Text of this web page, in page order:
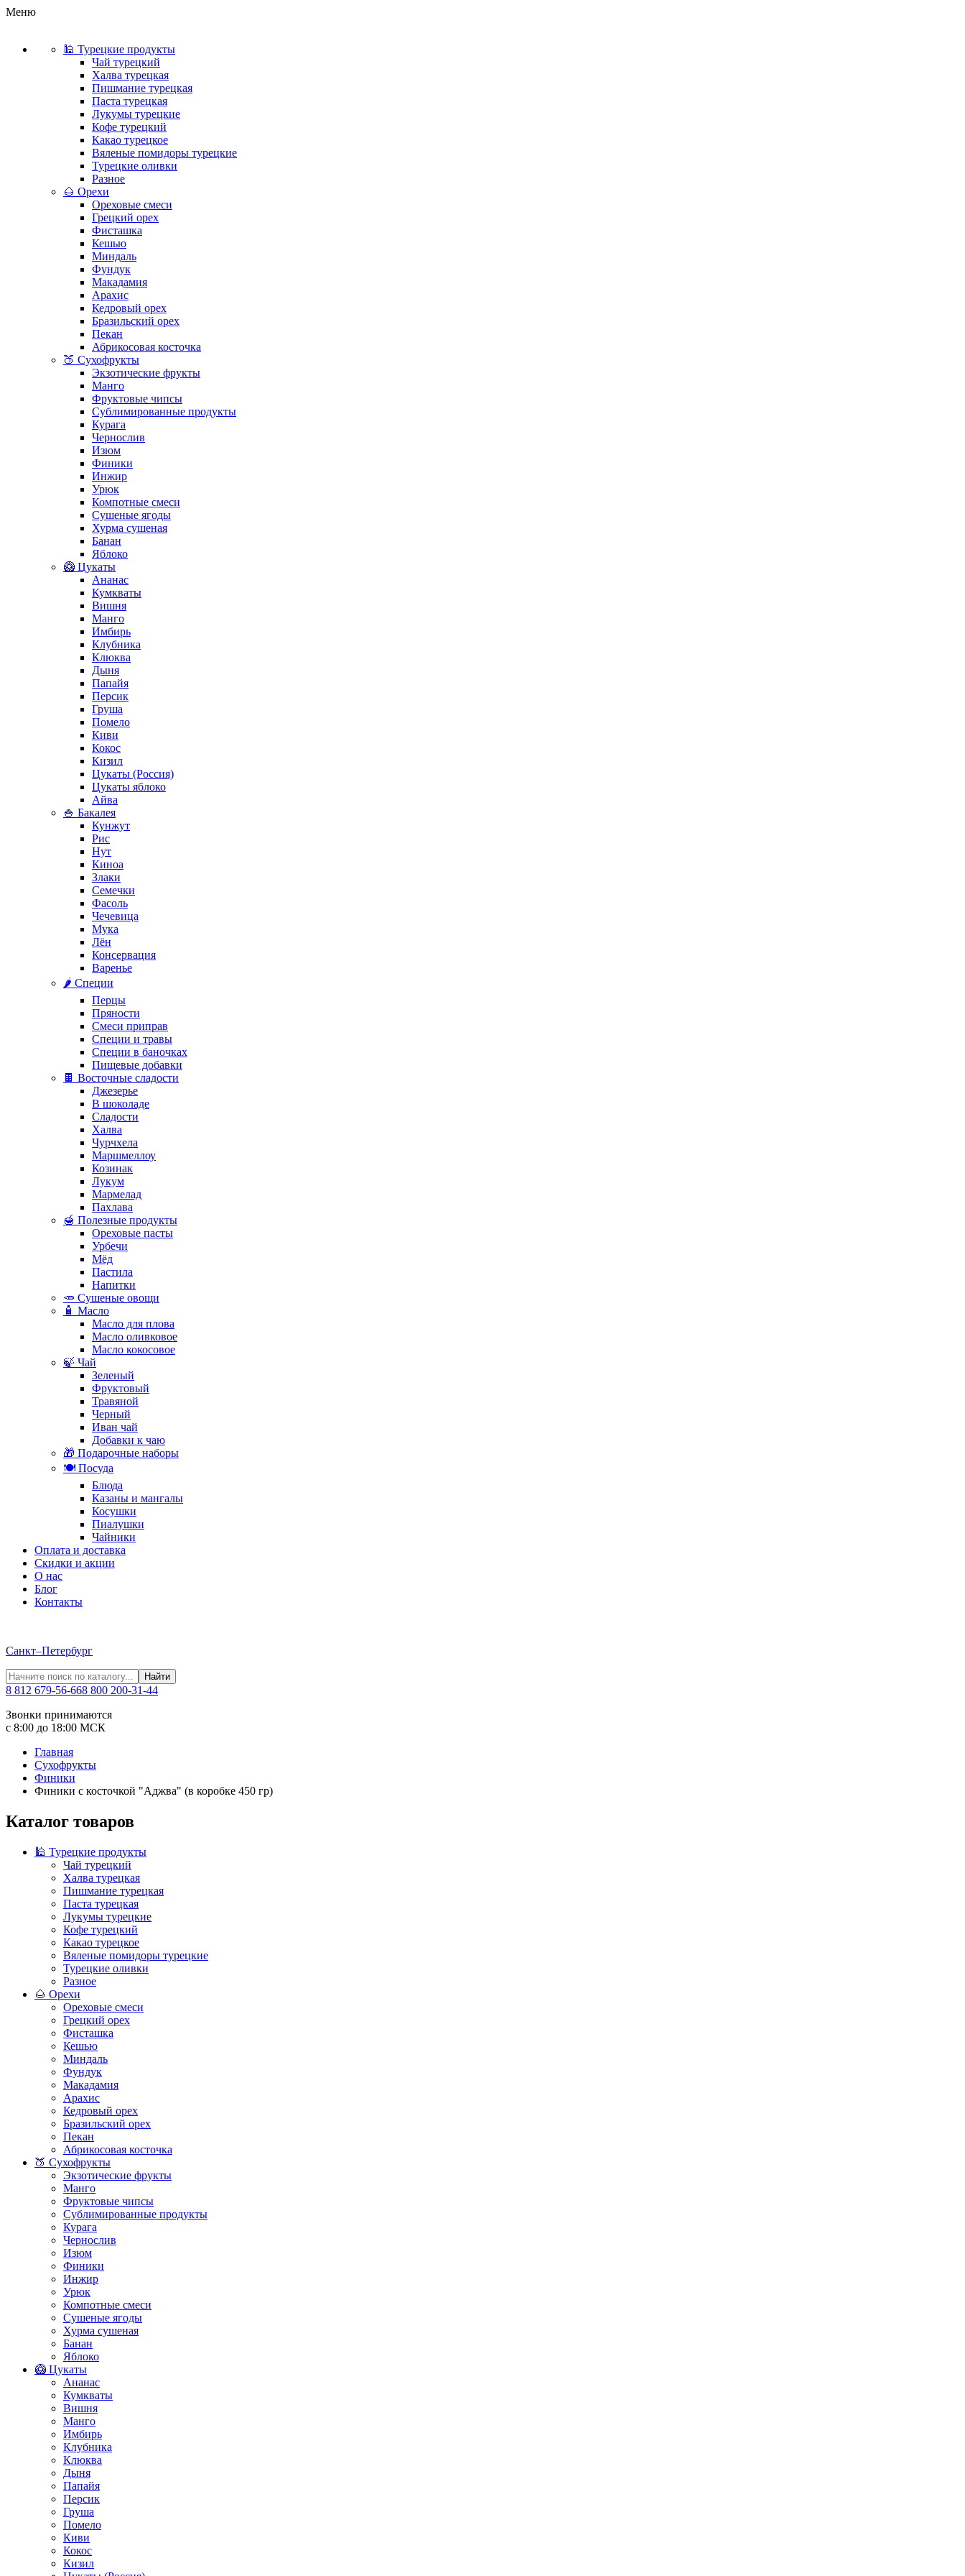
Меню
🕌 Турецкие продукты
Чай турецкий
Халва турецкая
Пишмание турецкая
Паста турецкая
Лукумы турецкие
Кофе турецкий
Какао турецкое
Вяленые помидоры турецкие
Турецкие оливки
Разное
🌰 Орехи
Ореховые смеси
Грецкий орех
Фисташка
Кешью
Миндаль
Фундук
Макадамия
Арахис
Кедровый орех
Бразильский орех
Пекан
Абрикосовая косточка
🍑 Сухофрукты
Экзотические фрукты
Манго
Фруктовые чипсы
Сублимированные продукты
Курага
Чернослив
Изюм
Финики
Инжир
Урюк
Компотные смеси
Сушеные ягоды
Хурма сушеная
Банан
Яблоко
🥝 Цукаты
Ананас
Кумкваты
Вишня
Манго
Имбирь
Клубника
Клюква
Дыня
Папайя
Персик
Груша
Помело
Киви
Кокос
Кизил
Цукаты (Россия)
Цукаты яблоко
Айва
🍚 Бакалея
Кунжут
Рис
Нут
Киноа
Злаки
Семечки
Фасоль
Чечевица
Мука
Лён
Консервация
Варенье
🌶️ Специи
Перцы
Пряности
Смеси приправ
Специи и травы
Специи в баночках
Пищевые добавки
🍫 Восточные сладости
Джезерье
В шоколаде
Сладости
Халва
Чурчхела
Маршмеллоу
Козинак
Лукум
Мармелад
Пахлава
🍯 Полезные продукты
Ореховые пасты
Урбечи
Мёд
Пастила
Напитки
🥕 Сушеные овощи
🧴 Масло
Масло для плова
Масло оливковое
Масло кокосовое
🍃 Чай
Зеленый
Фруктовый
Травяной
Черный
Иван чай
Добавки к чаю
🎁 Подарочные наборы
🍽️ Посуда
Блюда
Казаны и мангалы
Косушки
Пиалушки
Чайники
Оплата и доставка
Скидки и акции
О нас
Блог
Контакты
Санкт–Петербург
Найти
8 812 679-56-668 800 200-31-44
Звонки принимаются
с 8:00 до 18:00 МСК
Главная
Сухофрукты
Финики
Финики с косточкой "Аджва" (в коробке 450 гр)
Каталог товаров
🕌 Турецкие продукты
Чай турецкий
Халва турецкая
Пишмание турецкая
Паста турецкая
Лукумы турецкие
Кофе турецкий
Какао турецкое
Вяленые помидоры турецкие
Турецкие оливки
Разное
🌰 Орехи
Ореховые смеси
Грецкий орех
Фисташка
Кешью
Миндаль
Фундук
Макадамия
Арахис
Кедровый орех
Бразильский орех
Пекан
Абрикосовая косточка
🍑 Сухофрукты
Экзотические фрукты
Манго
Фруктовые чипсы
Сублимированные продукты
Курага
Чернослив
Изюм
Финики
Инжир
Урюк
Компотные смеси
Сушеные ягоды
Хурма сушеная
Банан
Яблоко
🥝 Цукаты
Ананас
Кумкваты
Вишня
Манго
Имбирь
Клубника
Клюква
Дыня
Папайя
Персик
Груша
Помело
Киви
Кокос
Кизил